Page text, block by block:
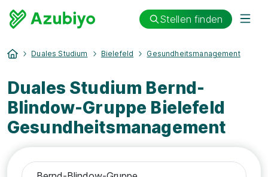
Stellen finden
Duales Studium Bielefeld Gesundheitsmanagement
Duales Studium Bernd-
Blindow-Gruppe Bielefeld
Gesundheitsmanagement